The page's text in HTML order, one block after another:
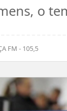
o
FM - 105,5